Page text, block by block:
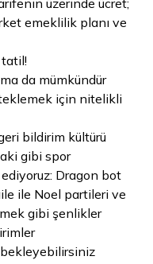
üzerinde ücret;
emeklilik planı ve
da mümkündür
için nitelikli
bildirim kültürü
gibi spor
Dragon bot
ile Noel partileri ve
gibi şenlikler